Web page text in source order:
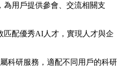
為用戶提供參會、交流相關支
匹配優秀AI人才，實現人才與企
科研服務，適配不同用戶的科研